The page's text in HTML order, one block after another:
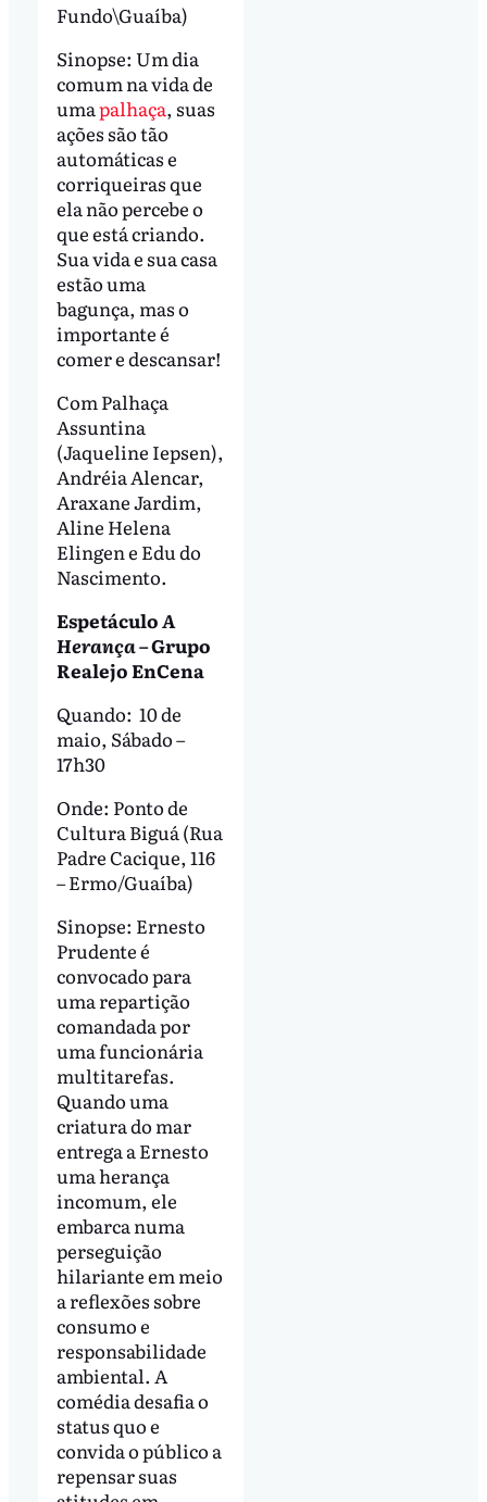
Fundo\Guaíba)
Sinopse: Um dia
comum na vida de
umapalhaça, suas
ações são tão
automáticas e
corriqueiras que
ela não percebe o
que está criando.
Sua vida e sua casa
estão uma
bagunça, mas o
importante é
comer e descansar!
Com Palhaça
Assuntina
(Jaqueline Iepsen),
Andréia Alencar,
Araxane Jardim,
Aline Helena
Elingen e Edu do
Nascimento.
EspetáculoA
Herança– Grupo
Realejo EnCena
Quando: 10 de
maio, Sábado –
17h30
Onde: Ponto de
Cultura Biguá (Rua
Padre Cacique, 116
– Ermo/Guaíba)
Sinopse: Ernesto
Prudente é
convocado para
uma repartição
comandada por
uma funcionária
multitarefas.
Quando uma
criatura do mar
entrega a Ernesto
uma herança
incomum, ele
embarca numa
perseguição
hilariante em meio
a reflexões sobre
consumo e
responsabilidade
ambiental. A
comédia desafia o
status quo e
convida o público a
repensar suas